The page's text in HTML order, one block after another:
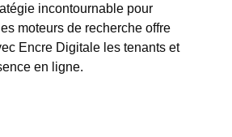
incontournable pour
moteurs de recherche offre
Encre Digitale les tenants et
en ligne.